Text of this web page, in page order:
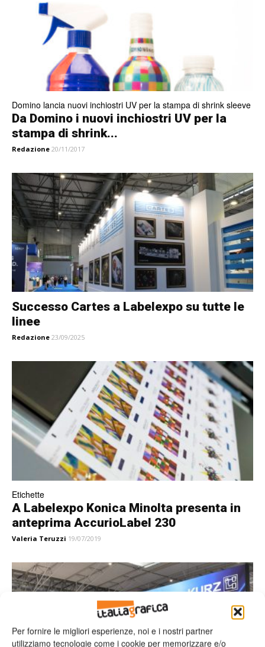
Per fornire le migliori esperienze, noi e i nostri partner
utilizziamo tecnologie come i cookie per memorizzare e/o
Domino lancia nuovi inchiostri UV per la stampa di shrink sleeve
Da Domino i nuovi inchiostri UV per la
stampa di shrink...
Redazione 20/11/2017
Successo Cartes a Labelexpo su tutte le
linee
Redazione 23/09/2025
Etichette
A Labelexpo Konica Minolta presenta in
anteprima AccurioLabel 230
Valeria Teruzzi 19/07/2019